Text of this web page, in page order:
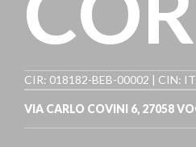
CIR: 018182-BEB-00002 | CIN:
VIA CARLO COVINI 6, 27058